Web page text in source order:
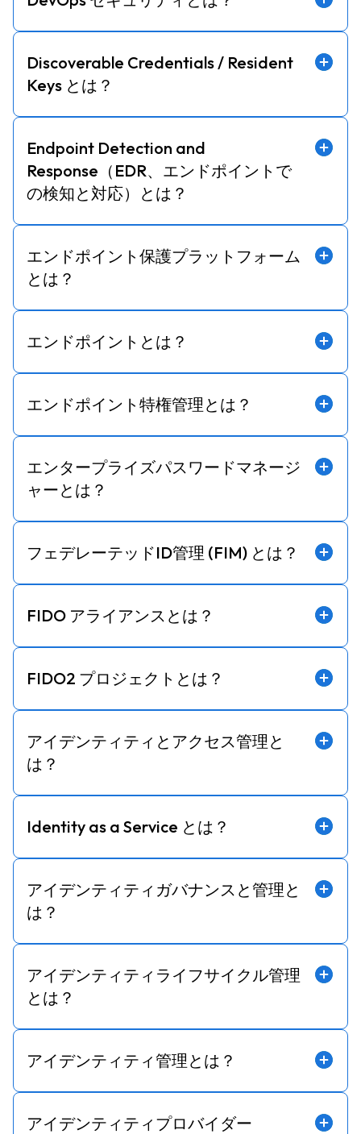
Discoverable Credentials / Resident
Keys とは？
Endpoint Detection and
Response（EDR、エンドポイントで
の検知と対応）とは？
エンドポイント保護プラットフォーム
とは？
エンドポイントとは？
エンドポイント特権管理とは？
エンタープライズパスワードマネージ
ャーとは？
フェデレーテッドID管理 (FIM) とは？
FIDO アライアンスとは？
FIDO2 プロジェクトとは？
アイデンティティとアクセス管理と
は？
Identity as a Service とは？
アイデンティティガバナンスと管理と
は？
アイデンティティライフサイクル管理
とは？
アイデンティティ管理とは？
アイデンティティプロバイダー